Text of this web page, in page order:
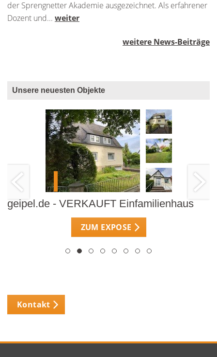
der Sprengnetter Akademie ausgezeichnet. Als erfahrener
Dozent und... weiter
weitere News-Beiträge
Unsere neuesten Objekte
geipel.de - VERKAUFT Einfamilienhaus
ZUM EXPOSE
Kontakt